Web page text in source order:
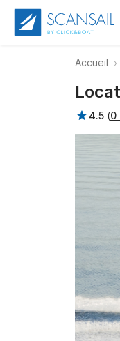
Accueil
4.5 (0